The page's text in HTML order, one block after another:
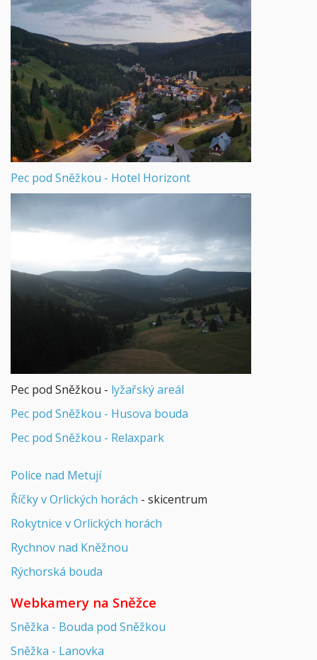
Pec pod Sněžkou - Hotel Horizont
Pec pod Sněžkou - lyžařský areál
Pec pod Sněžkou - Husova bouda
Pec pod Sněžkou - Relaxpark
Police nad Metují
Říčky v Orlických horách - skicentrum
Rokytnice v Orlických horách
Rychnov nad Kněžnou
Rýchorská bouda
Webkamery na Sněžce
Sněžka - Bouda pod Sněžkou
Sněžka - Lanovka